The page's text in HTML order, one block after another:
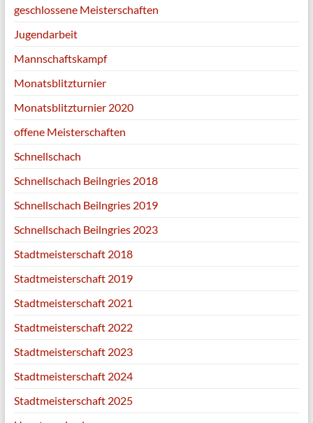
geschlossene Meisterschaften
Jugendarbeit
Mannschaftskampf
Monatsblitzturnier
Monatsblitzturnier 2020
offene Meisterschaften
Schnellschach
Schnellschach Beilngries 2018
Schnellschach Beilngries 2019
Schnellschach Beilngries 2023
Stadtmeisterschaft 2018
Stadtmeisterschaft 2019
Stadtmeisterschaft 2021
Stadtmeisterschaft 2022
Stadtmeisterschaft 2023
Stadtmeisterschaft 2024
Stadtmeisterschaft 2025